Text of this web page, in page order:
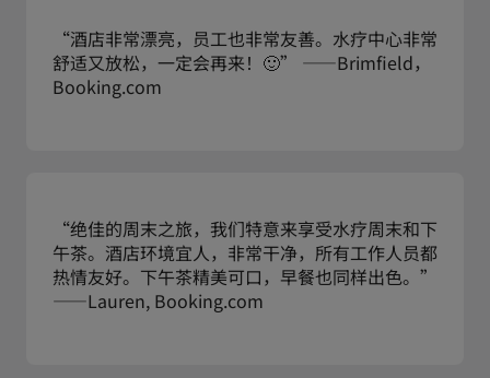
“酒店非常漂亮，员工也非常友善。水疗中心非常
舒适又放松，一定会再来！🙂” ——Brimfield，
Booking.com
“绝佳的周末之旅，我们特意来享受水疗周末和下
午茶。酒店环境宜人，非常干净，所有工作人员都
热情友好。下午茶精美可口，早餐也同样出色。”
——Lauren, Booking.com